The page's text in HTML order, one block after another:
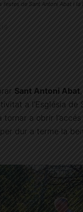
festes de Sant Antoni Abat i
Sant Antoni Abat
a l’Església de
a obrir
dur a terme la